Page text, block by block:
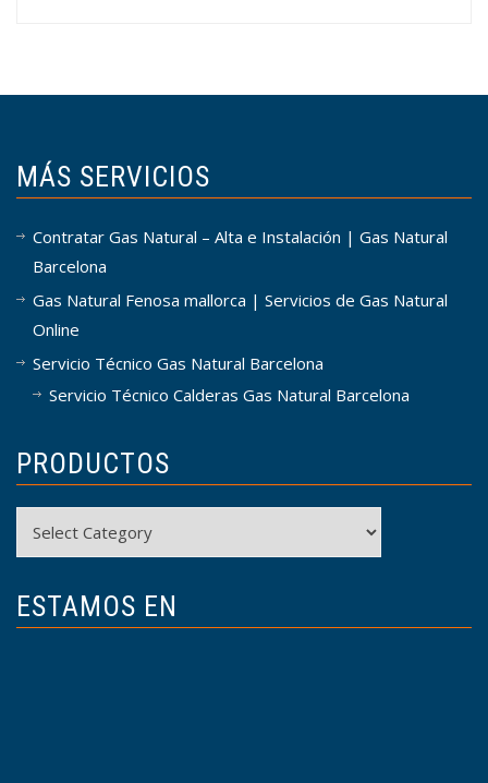
MÁS SERVICIOS
Contratar Gas Natural – Alta e Instalación | Gas Natural
Barcelona
Gas Natural Fenosa mallorca | Servicios de Gas Natural
Online
Servicio Técnico Gas Natural Barcelona
Servicio Técnico Calderas Gas Natural Barcelona
PRODUCTOS
ESTAMOS EN